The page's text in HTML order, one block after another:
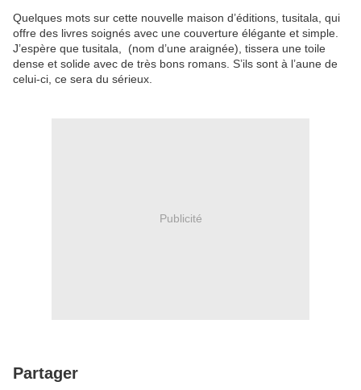
Quelques mots sur cette nouvelle maison d’éditions, tusitala, qui
offre des livres soignés avec une couverture élégante et simple.
J’espère que tusitala, (nom d’une araignée), tissera une toile
dense et solide avec de très bons romans. S’ils sont à l’aune de
celui-ci, ce sera du sérieux.
Publicité
Partager